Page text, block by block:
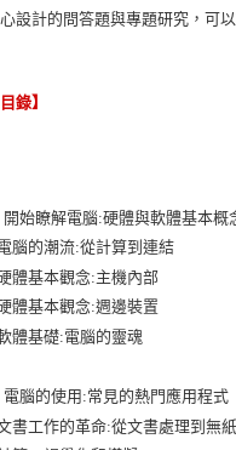
設計的問答題與專題研究，可
錄】
開始瞭解電腦:硬體與軟體基本概
腦的潮流:從計算到連結
體基本觀念:主機內部
體基本觀念:週邊裝置
體基礎:電腦的靈魂
電腦的使用:常見的熱門應用程式
書工作的革命:從文書處理到無